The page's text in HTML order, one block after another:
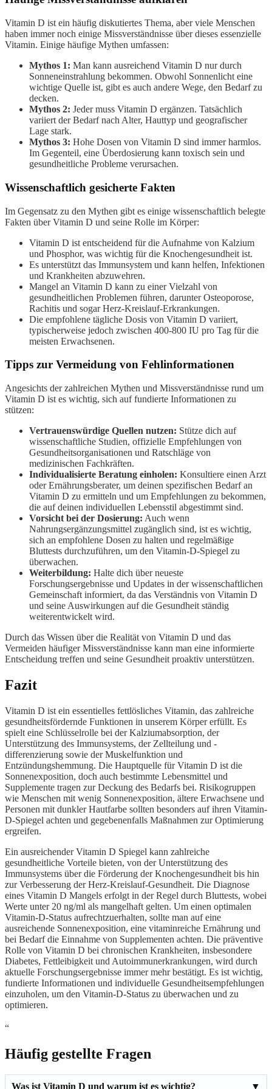
Vitamin D ist ein häufig diskutiertes Thema, aber viele Menschen
haben immer noch einige Missverständnisse über dieses essenzielle
Vitamin. Einige häufige Mythen umfassen:
Mythos 1: Man kann ausreichend Vitamin D nur durch
Sonneneinstrahlung bekommen. Obwohl Sonnenlicht eine
wichtige Quelle ist, gibt es auch andere Wege, den Bedarf zu
decken.
Mythos 2: Jeder muss Vitamin D ergänzen. Tatsächlich
variiert der Bedarf nach Alter, Hauttyp und geografischer
Lage stark.
Mythos 3: Hohe Dosen von Vitamin D sind immer harmlos.
Im Gegenteil, eine Überdosierung kann toxisch sein und
gesundheitliche Probleme verursachen.
Wissenschaftlich gesicherte Fakten
Im Gegensatz zu den Mythen gibt es einige wissenschaftlich belegte
Fakten über Vitamin D und seine Rolle im Körper:
Vitamin D ist entscheidend für die Aufnahme von Kalzium
und Phosphor, was wichtig für die Knochengesundheit ist.
Es unterstützt das Immunsystem und kann helfen, Infektionen
und Krankheiten abzuwehren.
Mangel an Vitamin D kann zu einer Vielzahl von
gesundheitlichen Problemen führen, darunter Osteoporose,
Rachitis und sogar Herz-Kreislauf-Erkrankungen.
Die empfohlene tägliche Dosis von Vitamin D variiert,
typischerweise jedoch zwischen 400-800 IU pro Tag für die
meisten Erwachsenen.
Tipps zur Vermeidung von Fehlinformationen
Angesichts der zahlreichen Mythen und Missverständnisse rund um
Vitamin D ist es wichtig, sich auf fundierte Informationen zu
stützen:
Vertrauenswürdige Quellen nutzen: Stütze dich auf
wissenschaftliche Studien, offizielle Empfehlungen von
Gesundheitsorganisationen und Ratschläge von
medizinischen Fachkräften.
Individualisierte Beratung einholen: Konsultiere einen Arzt
oder Ernährungsberater, um deinen spezifischen Bedarf an
Vitamin D zu ermitteln und um Empfehlungen zu bekommen,
die auf deinen individuellen Lebensstil abgestimmt sind.
Vorsicht bei der Dosierung: Auch wenn
Nahrungsergänzungsmittel zugänglich sind, ist es wichtig,
sich an empfohlene Dosen zu halten und regelmäßige
Bluttests durchzuführen, um den Vitamin-D-Spiegel zu
überwachen.
Weiterbildung: Halte dich über neueste
Forschungsergebnisse und Updates in der wissenschaftlichen
Gemeinschaft informiert, da das Verständnis von Vitamin D
und seine Auswirkungen auf die Gesundheit ständig
weiterentwickelt wird.
Durch das Wissen über die Realität von Vitamin D und das
Vermeiden häufiger Missverständnisse kann man eine informierte
Entscheidung treffen und seine Gesundheit proaktiv unterstützen.
Fazit
Vitamin D ist ein essentielles fettlösliches Vitamin, das zahlreiche
gesundheitsfördernde Funktionen in unserem Körper erfüllt. Es
spielt eine Schlüsselrolle bei der Kalziumabsorption, der
Unterstützung des Immunsystems, der Zellteilung und -
differenzierung sowie der Muskelfunktion und
Entzündungshemmung. Die Hauptquelle für Vitamin D ist die
Sonnenexposition, doch auch bestimmte Lebensmittel und
Supplemente tragen zur Deckung des Bedarfs bei. Risikogruppen
wie Menschen mit wenig Sonnenexposition, ältere Erwachsene und
Personen mit dunkler Hautfarbe sollten besonders auf ihren Vitamin-
D-Spiegel achten und gegebenenfalls Maßnahmen zur Optimierung
ergreifen.
Ein ausreichender Vitamin D Spiegel kann zahlreiche
gesundheitliche Vorteile bieten, von der Unterstützung des
Immunsystems über die Förderung der Knochengesundheit bis hin
zur Verbesserung der Herz-Kreislauf-Gesundheit. Die Diagnose
eines Vitamin D Mangels erfolgt in der Regel durch Bluttests, wobei
Werte unter 20 ng/ml als mangelhaft gelten. Um einen optimalen
Vitamin-D-Status aufrechtzuerhalten, sollte man auf eine
ausreichende Sonnenexposition, eine vitaminreiche Ernährung und
bei Bedarf die Einnahme von Supplementen achten. Die präventive
Rolle von Vitamin D bei chronischen Krankheiten, insbesondere
Diabetes, Fettleibigkeit und Autoimmunerkrankungen, wird durch
aktuelle Forschungsergebnisse immer mehr bestätigt. Es ist wichtig,
fundierte Informationen und individuelle Gesundheitsempfehlungen
einzuholen, um den Vitamin-D-Status zu überwachen und zu
optimieren.
“
Häufig gestellte Fragen
Was ist Vitamin D und warum ist es wichtig?